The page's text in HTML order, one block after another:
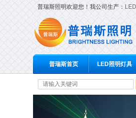
普瑞斯照明欢迎您！我公司生产：
普瑞斯首页 LED照明灯具